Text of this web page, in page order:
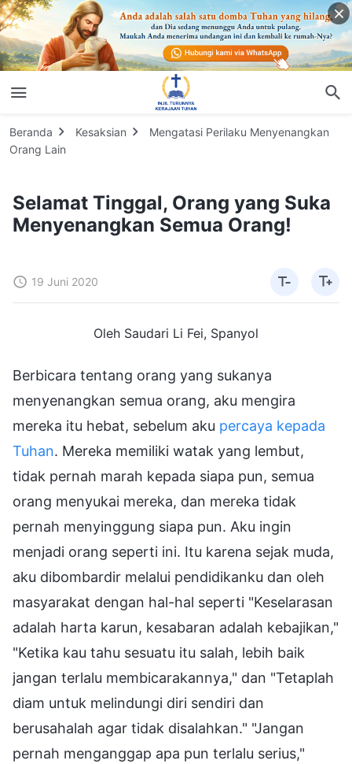
Beranda Kesaksian
Mengatasi Perilaku Menyenangkan
Orang Lain
Selamat Tinggal, Orang yang Suka
Menyenangkan Semua Orang!
19 Juni 2020
Oleh Saudari Li Fei, Spanyol
Berbicara tentang orang yang sukanya
menyenangkan semua orang, aku mengira
mereka itu hebat, sebelum aku percaya kepada
Tuhan. Mereka memiliki watak yang lembut,
tidak pernah marah kepada siapa pun, semua
orang menyukai mereka, dan mereka tidak
pernah menyinggung siapa pun. Aku ingin
menjadi orang seperti ini. Itu karena sejak muda,
aku dibombardir melalui pendidikanku dan oleh
masyarakat dengan hal-hal seperti "Keselarasan
adalah harta karun, kesabaran adalah kebajikan,"
"Ketika kau tahu sesuatu itu salah, lebih baik
jangan terlalu membicarakannya," dan "Tetaplah
diam untuk melindungi diri sendiri dan
berusahalah agar tidak disalahkan." "Jangan
pernah menganggap apa pun terlalu serius,"